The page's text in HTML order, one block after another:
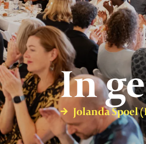
In
Jolanda